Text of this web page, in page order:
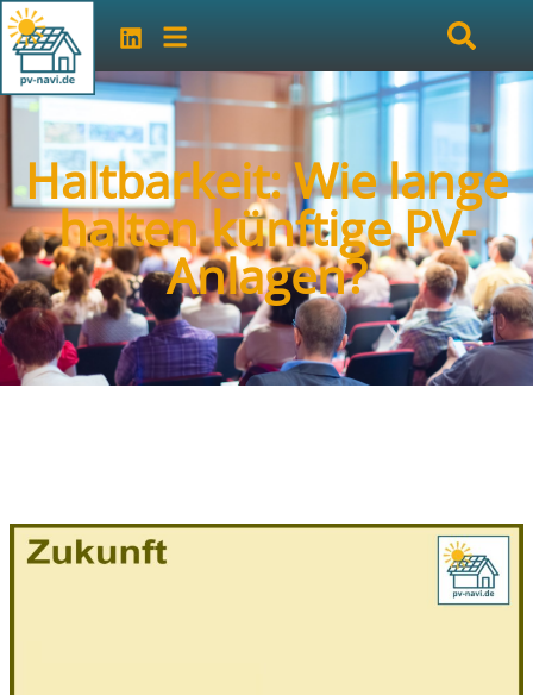
Haltbarkeit: Wie lange
halten künftige PV-
Anlagen?